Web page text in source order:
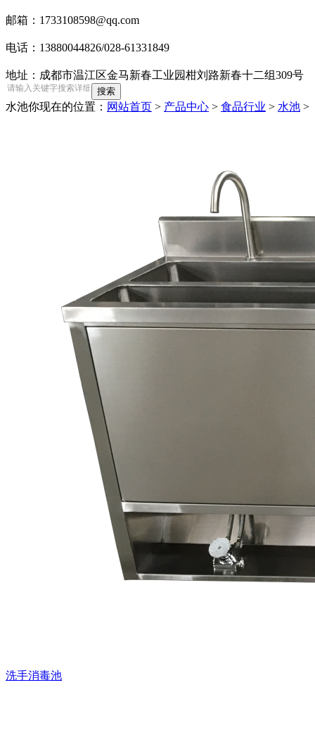
邮箱：1733108598@qq.com
电话：13880044826/028-61331849
地址：成都市温江区金马新春工业园柑刘路新春十二组309号
水池你现在的位置： 网站首页 > 产品中心 > 食品行业 > 水池 >
洗手消毒池